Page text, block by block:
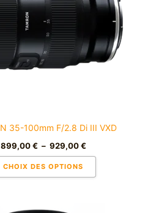
35-100mm F/2.8 Di III VXD
899,00€ – 929,00€
CHOIX DES OPTIONS
Les
options
peuvent
être
choisies
produit